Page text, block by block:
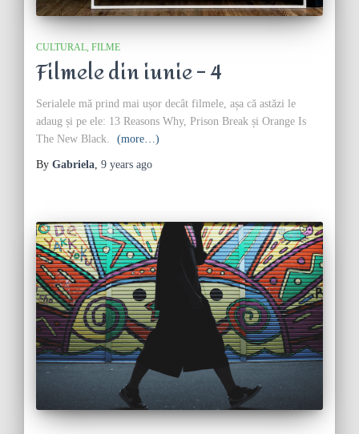
CULTURAL FILME
Filmele din iunie – 4
Serialele mă prind mai ușor decât filmele, așa că astăzi le
adaug și pe ele: 13 Reasons Why, Prison Break și Orange Is
The New Black.
(more…)
By Gabriela, 9 years ago